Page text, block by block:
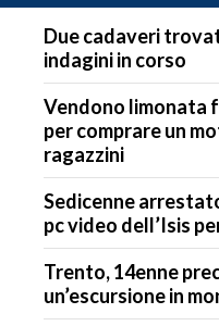
Due cadaveri
indagini in corso
Vendono limonata
per comprare un
ragazzini
Sedicenne
pc video dell’Isis
Trento, 14enne
un’escursione in